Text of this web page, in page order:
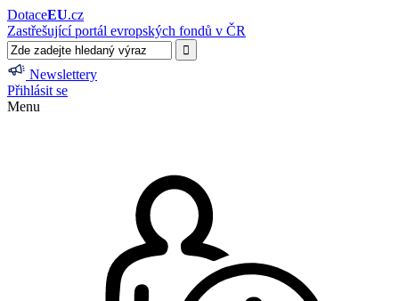
DotaceEU.cz
Zastřešující portál evropských fondů v ČR
Newslettery
Přihlásit se
Menu